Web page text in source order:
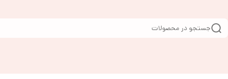
جستجو در محصولات